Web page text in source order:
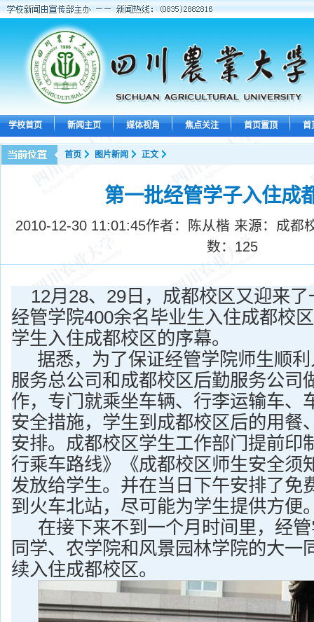
学校首页 新闻主页 媒体视角 焦点关注 首页置顶 首
首页 图片新闻 正文
第一批经管学子入住成
2010-12-30 11:01:45作者：陈从楷 来源：成都
数： 125
12月28、29日，成都校区又迎来了
经管学院400余名毕业生入住成都校
学生入住成都校区的序幕。
据悉，为了保证经管学院师生顺
服务总公司和成都校区后勤服务公司
作，专门就乘坐车辆、行李运输车、
安全措施，学生到成都校区后的用餐
安排。成都校区学生工作部门提前印
行乘车路线》《成都校区师生安全须
发放给学生。并在当日下午安排了免
到火车北站，尽可能为学生提供方便
在接下来不到一个月时间里，经
同学、农学院和风景园林学院的大一
续入住成都校区。